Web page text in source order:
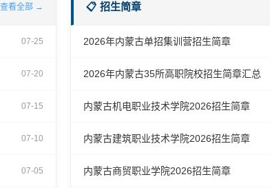
查看全部 →
07-25
07-20
07-15
07-10
07-05
📋 招生简章
2026年内蒙古单招集训营招生简章
2026年内蒙古35所高职院校招生简章汇总
内蒙古机电职业技术学院2026招生简章
内蒙古建筑职业技术学院2026招生简章
内蒙古商贸职业学院2026招生简章